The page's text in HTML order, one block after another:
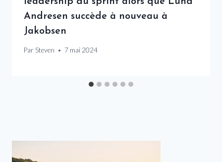
Andresen succède à nouveau à
Jakobsen
Par Steven 7 mai 2024